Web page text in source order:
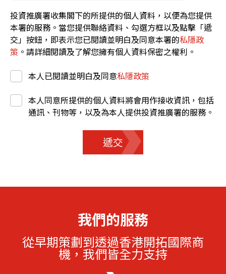
投資推廣署收集閣下的所提供的個人資料，以便為您提供
本署的服務。當您提供聯絡資料、勾選方框以及點擊「遞
交」按鈕，即表示您已閱讀並明白及同意本署的私隱政
策 。請詳細閱讀及了解您擁有個人資料保密之權利。
本人已閱讀並明白及同意私隱政策
本人同意所提供的個人資料將會用作接收資訊，包括
通訊、刊物等，以及為本人提供投資推廣署的服務。
遞交
我們的服務
從早期策劃到透過香港開拓國際商
機，我們皆全力支持